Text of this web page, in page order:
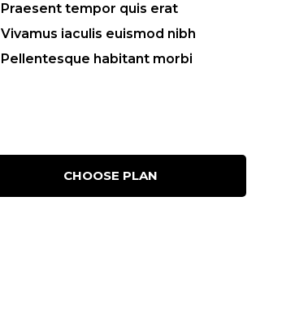
Praesent tempor quis erat
Vivamus iaculis euismod nibh
Pellentesque habitant morbi
CHOOSE PLAN